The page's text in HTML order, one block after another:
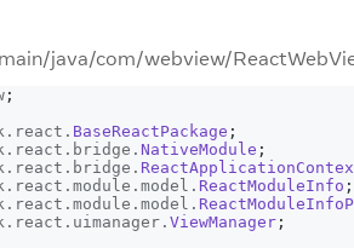
java/com/webview/
;
. react . BaseReactPackage ;
. react . bridge . NativeModule ;
. react . bridge .
. react . module . model . ReactModuleInfo ;
. react . module . model .
. react . uimanager . ViewManager ;